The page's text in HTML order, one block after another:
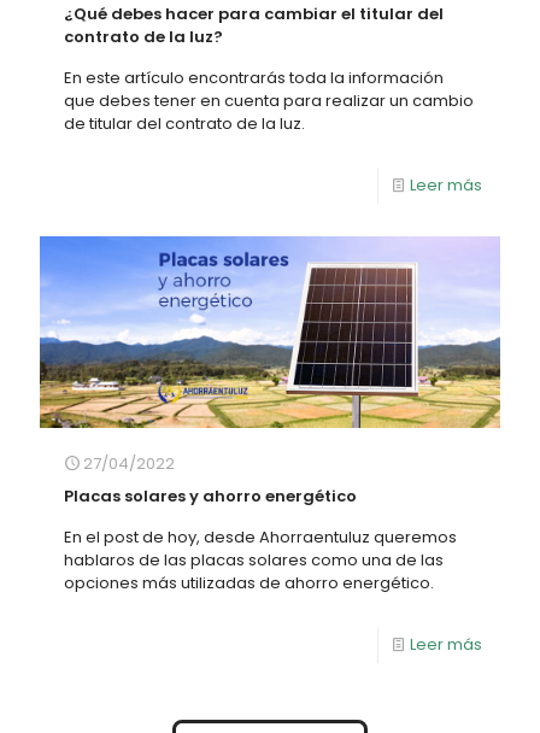
¿Qué debes hacer para cambiar el titular del
contrato de la luz?
En este artículo encontrarás toda la información
que debes tener en cuenta para realizar un cambio
de titular del contrato de la luz.
Leer más
27/04/2022
Placas solares y ahorro energético
En el post de hoy, desde Ahorraentuluz queremos
hablaros de las placas solares como una de las
opciones más utilizadas de ahorro energético.
Leer más